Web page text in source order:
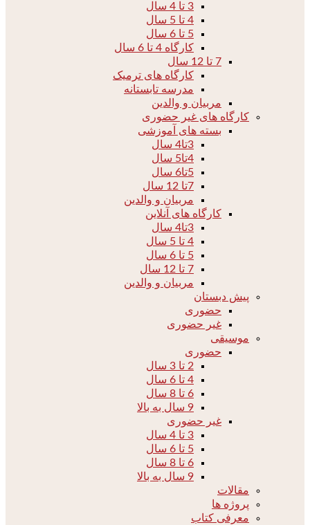
3 تا 4 سال
4 تا 5 سال
5 تا 6 سال
کارگاه 4 تا 6 سال
7 تا 12 سال
کارگاه های ترمیک
مدرسه تابستانه
مربیان و والدین
کارگاه های غیر حضوری
بسته های آموزشی
3تا4 سال
4تا5 سال
5تا6 سال
7تا 12 سال
مربیان و والدین
کارگاه های آنلاین
3تا4 سال
4 تا 5 سال
5 تا 6 سال
7 تا 12 سال
مربیان و والدین
پیش دبستان
حضوری
غیر حضوری
موسیقی
حضوری
2 تا 3 سال
4 تا 6 سال
6 تا 8 سال
9 سال به بالا
غیر حضوری
3 تا 4 سال
5 تا 6 سال
6 تا 8 سال
9 سال به بالا
مقالات
پروژه ها
معرفی کتاب